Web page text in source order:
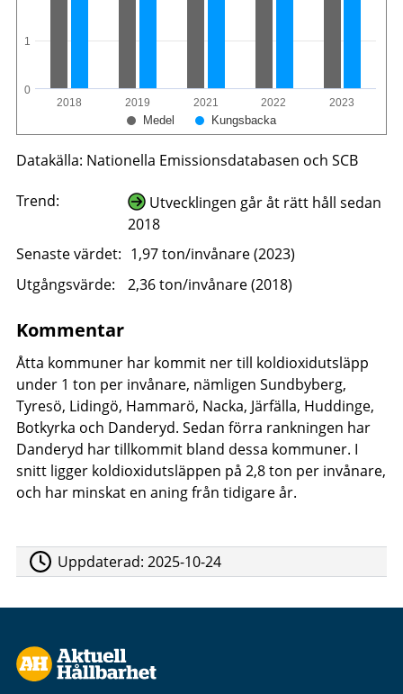
Medel Kungsbacka
2018 2019 2021 2022 2023
0
1
Datakälla: Nationella Emissionsdatabasen och SCB
Trend:
Utvecklingen går åt rätt håll sedan
2018
Senaste värdet: 1,97 ton/invånare (2023)
Utgångsvärde:
2,36 ton/invånare (2018)
Kommentar
Åtta kommuner har kommit ner till koldioxidutsläpp
under 1 ton per invånare, nämligen Sundbyberg,
Tyresö, Lidingö, Hammarö, Nacka, Järfälla, Huddinge,
Botkyrka och Danderyd. Sedan förra rankningen har
Danderyd har tillkommit bland dessa kommuner. I
snitt ligger koldioxidutsläppen på 2,8 ton per invånare,
och har minskat en aning från tidigare år.
Uppdaterad:2025-10-24